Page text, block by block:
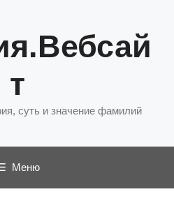
т
суть и значение фамилий
Меню